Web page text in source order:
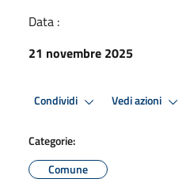
Data :
21 novembre 2025
Condividi Vedi azioni
Categorie:
Comune